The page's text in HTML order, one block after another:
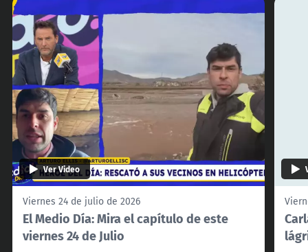
Ver Video
Viernes 24 de julio de 2026
El Medio Día: Mira el capítulo de este
viernes 24 de Julio